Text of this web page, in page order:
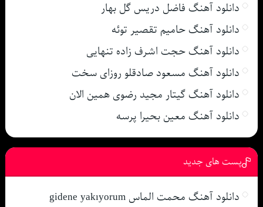
دانلود آهنگ فاضل دریس گل بهار
دانلود آهنگ حامیم تقصیر توئه
دانلود آهنگ حجت اشرف زاده تنهایی
دانلود آهنگ مسعود صادقلو روزای سخت
دانلود آهنگ گیتار مجید رضوی همین الان
دانلود آهنگ معین بحیرا پرسه
پست های جدید
دانلود آهنگ محمت الماس gidene yakıyorum